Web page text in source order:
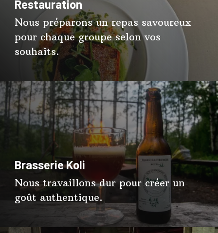
Restauration
Nous préparons un repas savoureux
pour chaque groupe selon vos
souhaits.
Brasserie Koli
Nous travaillons dur pour créer un
goût authentique.